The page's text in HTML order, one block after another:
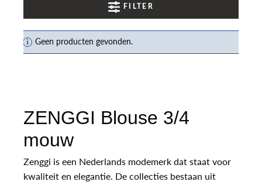
FILTER
Geen producten gevonden.
ZENGGI Blouse 3/4
mouw
Zenggi is een Nederlands modemerk dat staat voor
kwaliteit en elegantie. De collecties bestaan uit